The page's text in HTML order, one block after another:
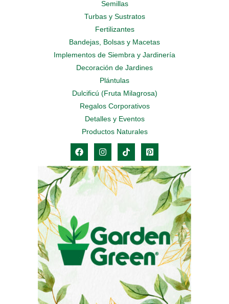
Semillas
Turbas y Sustratos
Fertilizantes
Bandejas, Bolsas y Macetas
Implementos de Siembra y Jardinería
Decoración de Jardines
Plántulas
Dulcificú (Fruta Milagrosa)
Regalos Corporativos
Detalles y Eventos
Productos Naturales